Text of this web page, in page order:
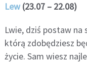
Lew(23.07 – 22.08)
Lwie, dziś postaw
którą zdobędziesz
życie. Sam wiesz